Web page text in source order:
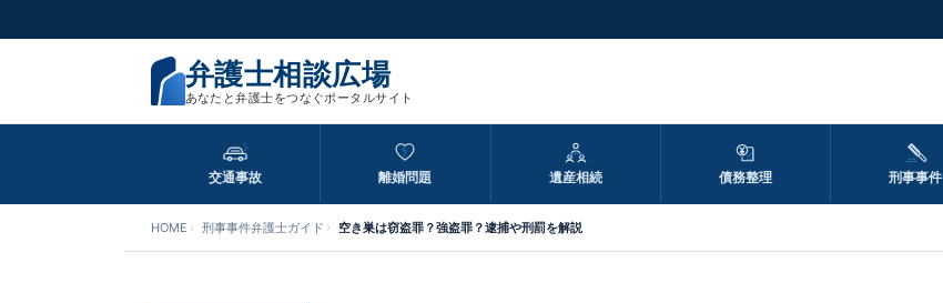
弁護士相談広場
あなたと弁護士をつなぐポータルサイト
交通事故 離婚問題 遺産相続 債務整理 刑事事件
HOME 刑事事件弁護士ガイド 空き巣は窃盗罪？強盗罪？逮捕や刑罰を解説